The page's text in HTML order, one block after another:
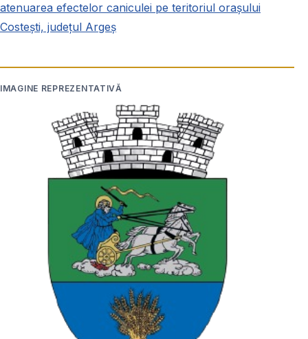
atenuarea efectelor caniculei pe teritoriul orașului
Costești, județul Argeș
IMAGINE REPREZENTATIVĂ